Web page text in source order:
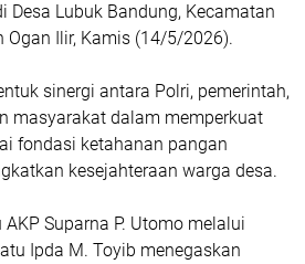
Desa Lubuk Bandung, Kecamatan
Ogan Ilir, Kamis (14/5/2026).
sinergi antara Polri, pemerintah,
masyarakat dalam memperkuat
fondasi ketahanan pangan
kesejahteraan warga desa.
Suparna P. Utomo melalui
Ipda M. Toyib menegaskan